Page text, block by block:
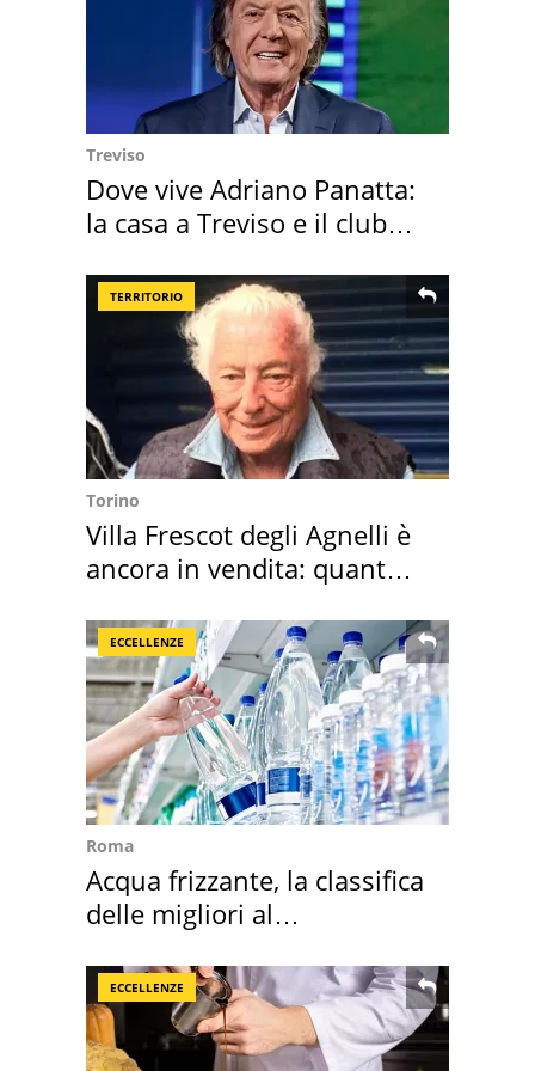
Treviso
Dove vive Adriano Panatta:
la casa a Treviso e il club
TERRITORIO
Torino
Villa Frescot degli Agnelli è
ancora in vendita: quanto
ECCELLENZE
Roma
Acqua frizzante, la classifica
delle migliori al
ECCELLENZE